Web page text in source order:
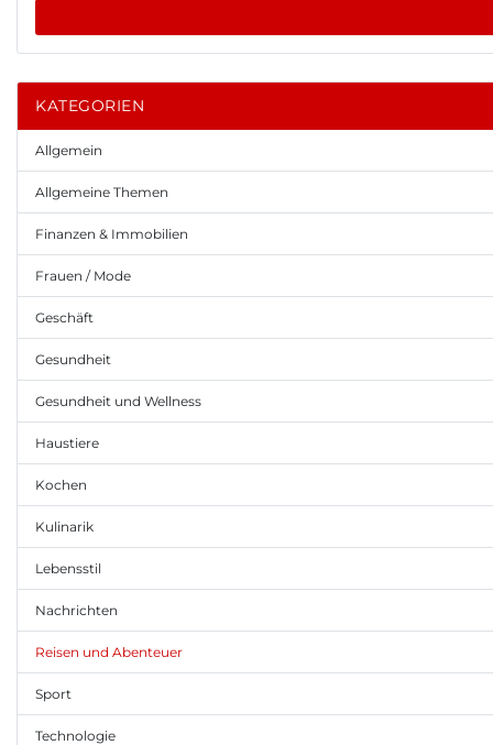
KATEGORIEN
Allgemein
Allgemeine Themen
Finanzen & Immobilien
Frauen / Mode
Geschäft
Gesundheit
Gesundheit und Wellness
Haustiere
Kochen
Kulinarik
Lebensstil
Nachrichten
Reisen und Abenteuer
Sport
Technologie